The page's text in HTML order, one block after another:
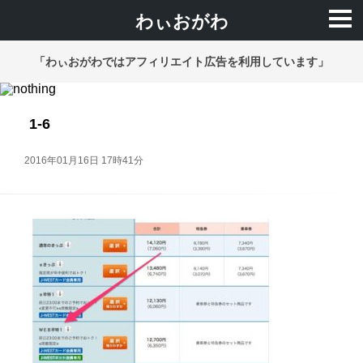
わぃおがわ
「わぃおがわではアフィリエイト広告を利用しています」
1-6
2016年01月16日 17時41分